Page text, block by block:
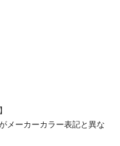
メーカーカラー表記と異な